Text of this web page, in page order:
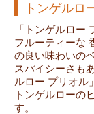
トンゲルロ
「トンゲルロー
フルーティーな
の良い味わいの
スパイシーさも
ルロー プリオル
トンゲルローの
す。